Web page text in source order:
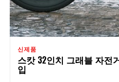
신제품
스캇 32인치 그래블 자전
입